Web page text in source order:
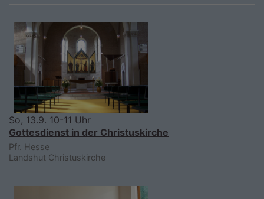
So, 13.9. 10-11 Uhr
Gottesdienst in der Christuskirche
Pfr. Hesse
Landshut Christuskirche